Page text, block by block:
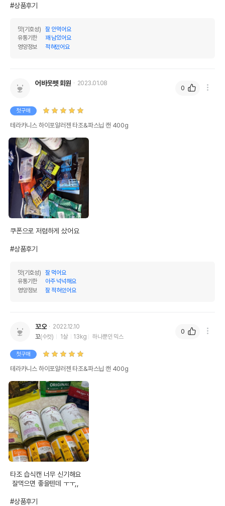
#상품후기
맛(기호성)
잘 안먹어요
유통기한
꽤 남았어요
영양정보
적혀있어요
어바웃펫 회원 2023.01.08
첫구매
테라카니스 하이포알러젠 타조&파스닙 캔 400g
쿠폰으로 저렴하게 샀어요
#상품후기
맛(기호성)
잘 먹어요
유통기한
아주 넉넉해요
영양정보
잘 적혀있어요
0
꼬오
2022.12.10
꼬(수컷) 1살 13kg 하나뿐인 믹스
첫구매
테라카니스 하이포알러젠 타조&파스닙 캔 400g
타조 습식캔 너무 신기해요
#상품후기
0